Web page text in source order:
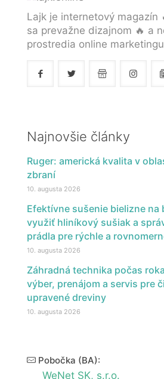
Lajk je internetový magazín
sa prevažne dizajnom 🔥 a
prostredia online
Najnovšie články
Ruger: americká kvalita v
zbraní
10. augusta 2026
Efektívne sušenie bielizne na
využiť hliníkový sušiak a
prádla pre rýchle a
10. augusta 2026
Záhradná technika počas
výber, prenájom a servis pre
upravené dreviny
10. augusta 2026
Pobočka (BA):
WeNet SK, s.r.o.